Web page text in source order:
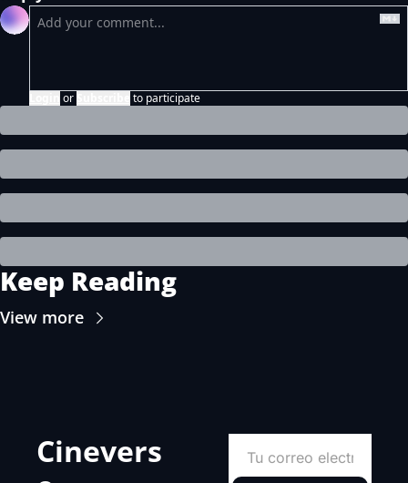
or to participate
Keep Reading
View more
Cinevers